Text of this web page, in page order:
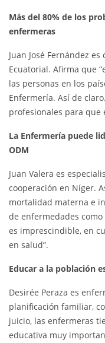
Más del 80% de los
enfermeras
Juan José Fernández
Ecuatorial. Afirma que
las personas en los
Enfermería. Así de
profesionales para que
La Enfermería puede
ODM
Juan Valera es
cooperación en Níger.
mortalidad materna e
de enfermedades
es imprescindible, en
en salud”.
Educar a la población
Desirée Peraza es
planificación familiar,
juicio, las enfermeras
educativa muy